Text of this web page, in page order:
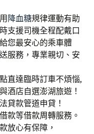
降血糖規律運動有助
支援司機全程配戴口
您最安心的乘車體
服務，專業親切、安
直達臨時訂車不煩惱,
酒店自選澎湖旅遊！
貸款管道申貸！
款等借款周轉服務。
放心有保障，